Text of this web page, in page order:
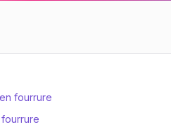
fourrure